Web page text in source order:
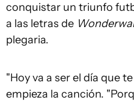
conquistar un triunfo
a las letras de
plegaria.
"Hoy va a ser el día que
empieza la canción.